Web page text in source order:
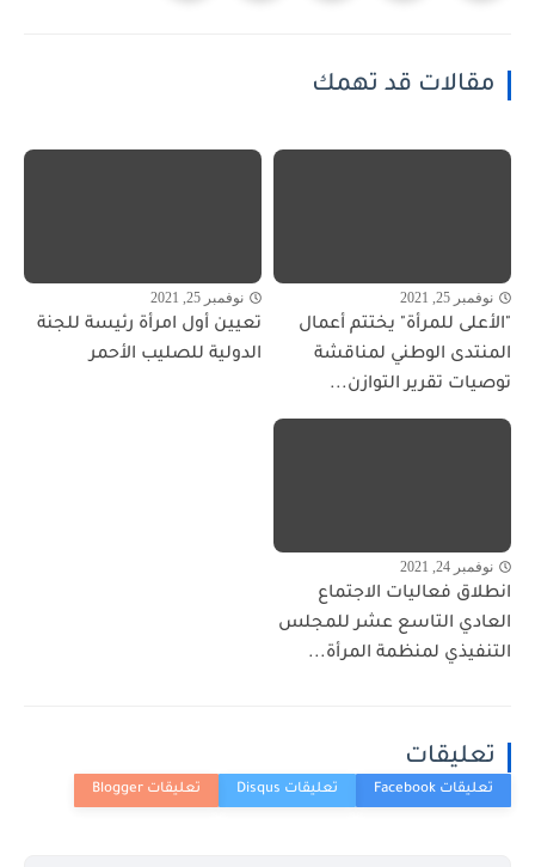
مقالات قد تهمك
نوفمبر 25, 2021
"الأعلى للمرأة" يختتم أعمال
المنتدى الوطني لمناقشة
توصيات تقرير التوازن...
نوفمبر 25, 2021
تعيين أول امرأة رئيسة للجنة
الدولية للصليب الأحمر
نوفمبر 24, 2021
انطلاق فعاليات الاجتماع
العادي التاسع عشر للمجلس
التنفيذي لمنظمة المرأة...
تعليقات